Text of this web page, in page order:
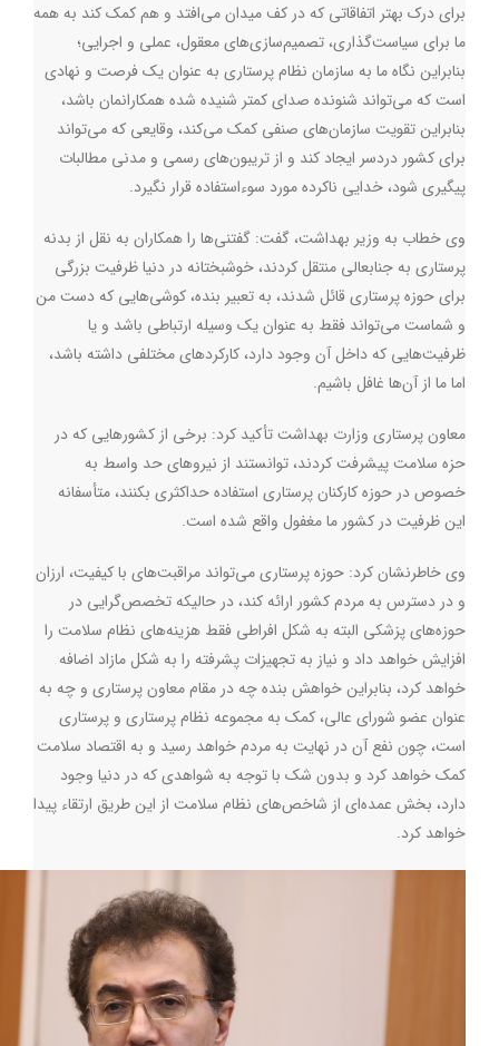
برای درک بهتر اتفاقاتی که در کف میدان می‌افتد و هم کمک کند به همه
ما برای سیاست‌گذاری، تصمیم‌سازی‌های معقول، عملی و اجرایی؛
بنابراین نگاه ما به سازمان نظام پرستاری به عنوان یک فرصت و نهادی
است که می‌تواند شنونده صدای کمتر شنیده شده همکارانمان باشد،
بنابراین تقویت سازمان‌های صنفی کمک می‌کند، وقایعی که می‌تواند
برای کشور دردسر ایجاد کند و از تریبون‌های رسمی و مدنی مطالبات
پیگیری شود، خدایی ناکرده مورد سوءاستفاده قرار نگیرد.
وی خطاب به وزیر بهداشت، گفت: گفتنی‌ها را همکاران به نقل از بدنه
پرستاری به جنابعالی منتقل کردند، خوشبختانه در دنیا ظرفیت بزرگی
برای حوزه پرستاری قائل شدند، به تعبیر بنده، کوشی‌هایی که دست من
و شماست می‌تواند فقط به عنوان یک وسیله ارتباطی باشد و یا
ظرفیت‌هایی که داخل آن وجود دارد، کارکردهای مختلفی داشته باشد،
اما ما از آن‌ها غافل باشیم.
معاون پرستاری وزارت بهداشت تأکید کرد: برخی از کشورهایی که در
حزه سلامت پیشرفت کردند، توانستند از نیروهای حد واسط به
خصوص در حوزه کارکنان پرستاری استفاده حداکثری بکنند، متأسفانه
این ظرفیت در کشور ما مغفول واقع شده است.
وی خاطرنشان کرد: حوزه پرستاری می‌تواند مراقبتهای با کیفیت، ارزان
و در دسترس به مردم کشور ارائه کند، در حالیکه تخصص‌گرایی در
حوزه‌های پزشکی البته به شکل افراطی فقط هزینه‌های نظام سلامت را
افزایش خواهد داد و نیاز به تجهیزات پشرفته را به شکل مازاد اضافه
خواهد کرد، بنابراین خواهش بنده چه در مقام معاون پرستاری و چه به
عنوان عضو شورای عالی، کمک به مجموعه نظام پرستاری و پرستاری
است، چون نفع آن در نهایت به مردم خواهد رسید و به اقتصاد سلامت
کمک خواهد کرد و بدون شک با توجه به شواهدی که در دنیا وجود
دارد، بخش عمده‌ای از شاخص‌های نظام سلامت از این طریق ارتقاء پیدا
خواهد کرد.